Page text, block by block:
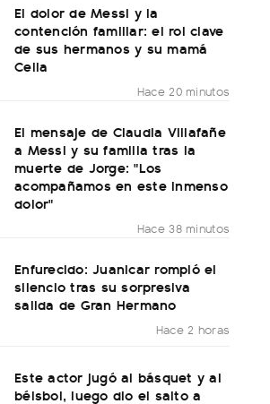
El dolor de Messi y la
contención familiar: el rol clave
de sus hermanos y su mamá
Celia
Hace 20 minutos
El mensaje de Claudia Villafañe
a Messi y su familia tras la
muerte de Jorge: "Los
acompañamos en este inmenso
dolor"
Hace 38 minutos
Enfurecido: Juanicar rompió el
silencio tras su sorpresiva
salida de Gran Hermano
Hace 2 horas
Este actor jugó al básquet y al
béisbol, luego dio el salto a